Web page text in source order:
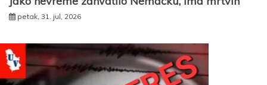
petak, 31. jul, 2026